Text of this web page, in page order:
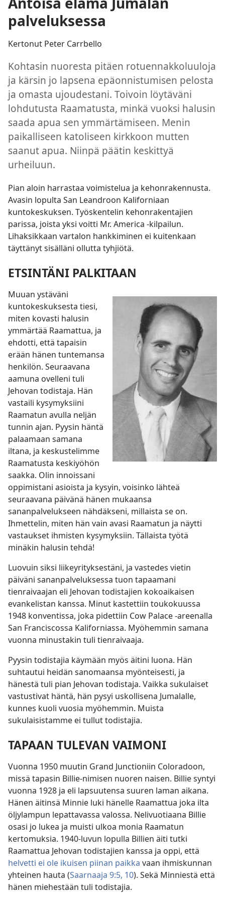
palveluksessa
Kertonut Peter Carrbello
Kohtasin nuoresta pitäen rotuennakkoluuloja
ja kärsin jo lapsena epäonnistumisen pelosta
ja omasta ujoudestani. Toivoin löytäväni
lohdutusta Raamatusta, minkä vuoksi halusin
saada apua sen ymmärtämiseen. Menin
paikalliseen katoliseen kirkkoon mutten
saanut apua. Niinpä päätin keskittyä
urheiluun.
Pian aloin harrastaa voimistelua ja kehonrakennusta.
Avasin lopulta San Leandroon Kaliforniaan
kuntokeskuksen. Työskentelin kehonrakentajien
parissa, joista yksi voitti Mr. America -kilpailun.
Lihaksikkaan vartalon hankkiminen ei kuitenkaan
täyttänyt sisälläni ollutta tyhjiötä.
ETSINTÄNI PALKITAAN
Muuan ystäväni
kuntokeskuksesta tiesi,
miten kovasti halusin
ymmärtää Raamattua, ja
ehdotti, että tapaisin
erään hänen tuntemansa
henkilön. Seuraavana
aamuna ovelleni tuli
Jehovan todistaja. Hän
vastaili kysymyksiini
Raamatun avulla neljän
tunnin ajan. Pyysin häntä
palaamaan samana
iltana, ja keskustelimme
Raamatusta keskiyöhön
saakka. Olin innoissani
oppimistani asioista ja kysyin, voisinko lähteä
seuraavana päivänä hänen mukaansa
sananpalvelukseen nähdäkseni, millaista se on.
Ihmettelin, miten hän vain avasi Raamatun ja näytti
vastaukset ihmisten kysymyksiin. Tällaista työtä
minäkin halusin tehdä!
Luovuin siksi liikeyrityksestäni, ja vastedes vietin
päiväni sananpalveluksessa tuon tapaamani
tienraivaajan eli Jehovan todistajien kokoaikaisen
evankelistan kanssa. Minut kastettiin toukokuussa
1948 konventissa, joka pidettiin Cow Palace -areenalla
San Franciscossa Kaliforniassa. Myöhemmin samana
vuonna minustakin tuli tienraivaaja.
Pyysin todistajia käymään myös äitini luona. Hän
suhtautui heidän sanomaansa myönteisesti, ja
hänestä tuli pian Jehovan todistaja. Vaikka sukulaiset
vastustivat häntä, hän pysyi uskollisena Jumalalle,
kunnes kuoli vuosia myöhemmin. Muista
sukulaisistamme ei tullut todistajia.
TAPAAN TULEVAN VAIMONI
Vuonna 1950 muutin Grand Junctioniin Coloradoon,
missä tapasin Billie-nimisen nuoren naisen. Billie syntyi
vuonna 1928 ja eli lapsuutensa suuren laman aikana.
Hänen äitinsä Minnie luki hänelle Raamattua joka ilta
öljylampun lepattavassa valossa. Nelivuotiaana Billie
osasi jo lukea ja muisti ulkoa monia Raamatun
kertomuksia. 1940-luvun lopulla Billien äiti tutki
Raamattua Jehovan todistajien kanssa ja oppi, että
helvetti ei ole ikuisen piinan paikka vaan ihmiskunnan
yhteinen hauta (Saarnaaja 9:5, 10). Sekä Minniestä että
hänen miehestään tuli todistajia.